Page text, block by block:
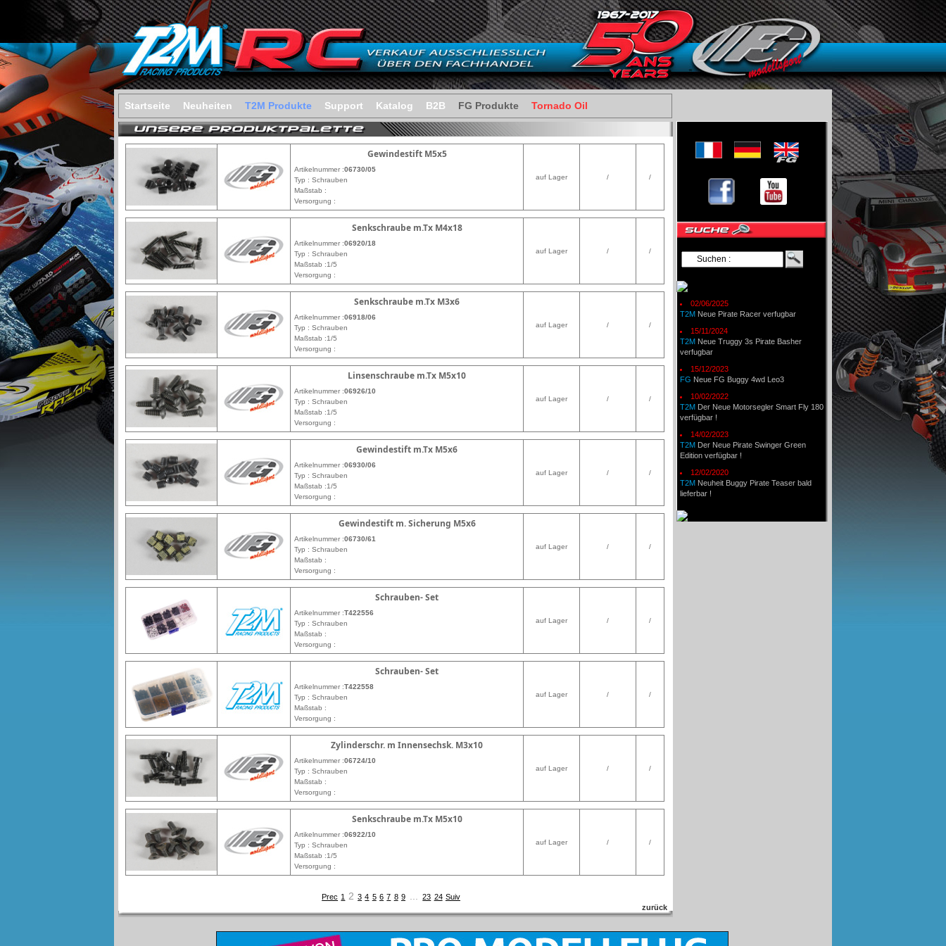
Startseite Neuheiten T2M Produkte Support Katalog B2B FG Produkte Tornado Oil
02/06/2025
T2M Neue Pirate Racer verfugbar
15/11/2024
T2M Neue Truggy 3s Pirate Basher
verfugbar
15/12/2023
FG Neue FG Buggy 4wd Leo3
10/02/2022
T2M Der Neue Motorsegler Smart Fly 180
verfügbar !
14/02/2023
T2M Der Neue Pirate Swinger Green
Edition verfügbar !
12/02/2020
T2M Neuheit Buggy Pirate Teaser bald
lieferbar !
Gewindestift M5x5
Artikelnummer :06730/05
Typ : Schrauben
Maßstab :
Versorgung :
auf Lager / /
Senkschraube m.Tx M4x18
Artikelnummer :06920/18
Typ : Schrauben
Maßstab :1/5
Versorgung :
auf Lager / /
Senkschraube m.Tx M3x6
Artikelnummer :06918/06
Typ : Schrauben
Maßstab :1/5
Versorgung :
auf Lager / /
Linsenschraube m.Tx M5x10
Artikelnummer :06926/10
Typ : Schrauben
Maßstab :1/5
Versorgung :
auf Lager / /
Gewindestift m.Tx M5x6
Artikelnummer :06930/06
Typ : Schrauben
Maßstab :1/5
Versorgung :
auf Lager / /
Gewindestift m. Sicherung M5x6
Artikelnummer :06730/61
Typ : Schrauben
Maßstab :
Versorgung :
auf Lager / /
Schrauben- Set
Artikelnummer :T422556
Typ : Schrauben
Maßstab :
Versorgung :
auf Lager / /
Schrauben- Set
Artikelnummer :T422558
Typ : Schrauben
Maßstab :
Versorgung :
auf Lager / /
Zylinderschr. m Innensechsk. M3x10
Artikelnummer :06724/10
Typ : Schrauben
Maßstab :
Versorgung :
auf Lager / /
Senkschraube m.Tx M5x10
Artikelnummer :06922/10
Typ : Schrauben
Maßstab :1/5
Versorgung :
auf Lager / /
Prec 1 2 3 4 5 6 7 8 9 ... 23 24 Suiv
zurück